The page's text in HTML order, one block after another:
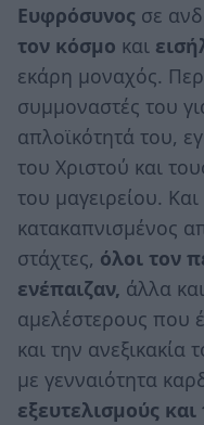
Ευφρόσυνος σε
τον κόσμο και
εκάρη μοναχός.
συμμοναστές του
απλοϊκότητά του,
του Χριστού και
του μαγειρείου.
κατακαπνισμένος
στάχτες, όλοι τον
ενέπαιζαν, άλλα
αμελέστερους που
και την
με γενναιότητα
εξευτελισμούς και